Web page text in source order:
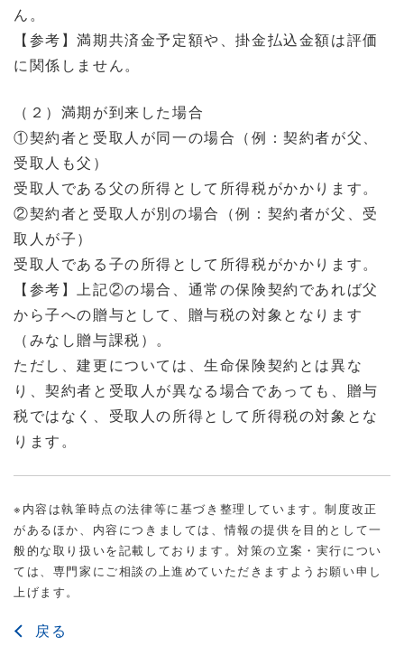
ん。
【参考】満期共済金予定額や、掛金払込金額は評価
に関係しません。
（２）満期が到来した場合
①契約者と受取人が同一の場合（例：契約者が父、
受取人も父）
受取人である父の所得として所得税がかかります。
②契約者と受取人が別の場合（例：契約者が父、受
取人が子）
受取人である子の所得として所得税がかかります。
【参考】上記②の場合、通常の保険契約であれば父
から子への贈与として、贈与税の対象となります
（みなし贈与課税）。
ただし、建更については、生命保険契約とは異な
り、契約者と受取人が異なる場合であっても、贈与
税ではなく、受取人の所得として所得税の対象とな
ります。
※内容は執筆時点の法律等に基づき整理しています。制度改正
があるほか、内容につきましては、情報の提供を目的として一
般的な取り扱いを記載しております。対策の立案・実行につい
ては、専門家にご相談の上進めていただきますようお願い申し
上げます。
戻る